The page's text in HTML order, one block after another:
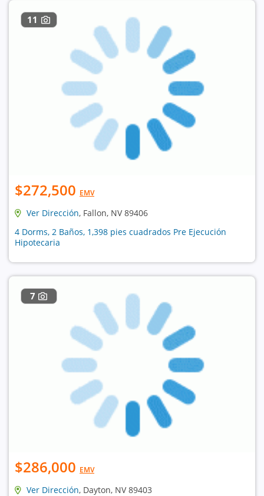
11
$272,500 EMV
Ver Dirección, Fallon, NV 89406
4 Dorms, 2 Baños, 1,398 pies cuadrados Pre Ejecución
Hipotecaria
7
$286,000 EMV
Ver Dirección, Dayton, NV 89403